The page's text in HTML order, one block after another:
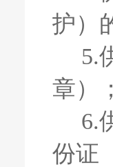
护）
5.
章）
6.
份证